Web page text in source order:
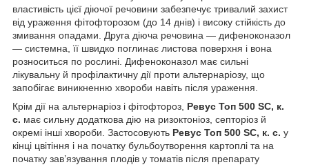
властивість цієї діючої речовини забезпечує тривалий захист
від ураження фітофторозом (до 14 днів) і високу стійкість до
змивання опадами. Друга діюча речовина — дифеноконазол
— системна, її швидко поглинає листова поверхня і вона
розноситься по рослині. Дифеноконазол має сильні
лікувальну й профілактичну дії проти альтернаріозу, що
запобігає виникненню хвороби навіть після ураження.
Крім дії на альтернаріоз і фітофтороз, Ревус Топ 500 SC, к.
с. має сильну додаткова дію на ризоктоніоз, септоріоз й
окремі інші хвороби. Застосовують Ревус Топ 500 SC, к. с. у
кінці цвітіння і на початку бульбоутворення картоплі та на
початку зав’язування плодів у томатів після препарату